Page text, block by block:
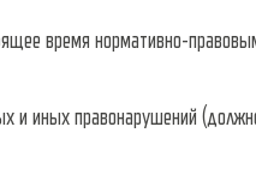
время нормативно-
и иных правонарушений